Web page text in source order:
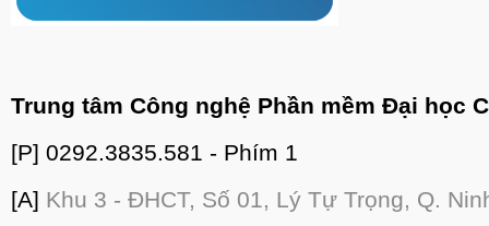
Trung tâm Công nghệ Phần mềm Đại học
[P] 0292.3835.581 - Phím 1
[A] Khu 3 - ĐHCT, Số 01, Lý Tự Trọng, Q.